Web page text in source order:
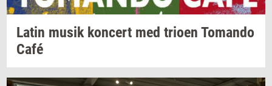
Latin musik kon­cert med trio­en To­man­do
Café